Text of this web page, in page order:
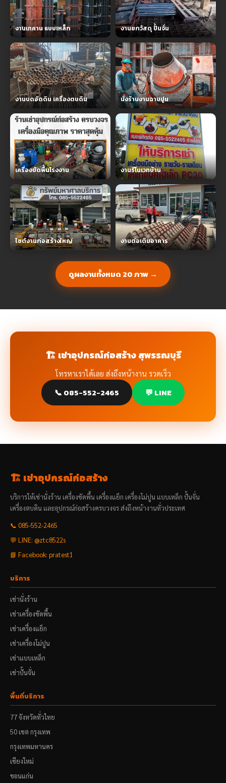
งานเทคาน แบบเหล็ก งานยกวัสดุ ปั้นจั่น
งานบดอัดดิน เครื่องตบดิน นั่งร้านงานฉาบปูน
เครื่องขัดพื้นโรงงาน งานรีโนเวทบ้าน
ไซต์งานก่อสร้างใหญ่ งานต่อเติมอาคาร
ดูผลงานทั้งหมด 20 ภาพ →
🏗️ เช่าอุปกรณ์ก่อสร้าง สุพรรณบุรี
โทรหาเราได้เลย ส่งถึงหน้างาน รวดเร็ว
📞 085-552-2465 💬 LINE
🏗️ เช่าอุปกรณ์ก่อสร้าง
บริการให้เช่านั่งร้าน เครื่องขัดพื้น เครื่องแย็ก เครื่องโม่ปูน แบบเหล็ก ปั้นจั่น
เครื่องตบดิน และอุปกรณ์ก่อสร้างครบวงจร ส่งถึงหน้างานทั่วประเทศ
📞 085-552-2465
💬 LINE: @ztc8522s
📘 Facebook: pratest1
บริการ
เช่านั่งร้าน
เช่าเครื่องขัดพื้น
เช่าเครื่องแย็ก
เช่าเครื่องโม่ปูน
เช่าแบบเหล็ก
เช่าปั้นจั่น
พื้นที่บริการ
77 จังหวัดทั่วไทย
50 เขต กรุงเทพ
กรุงเทพมหานคร
เชียงใหม่
ขอนแก่น